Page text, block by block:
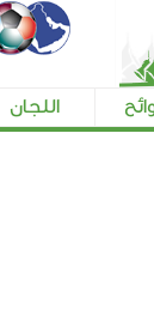
اللجان